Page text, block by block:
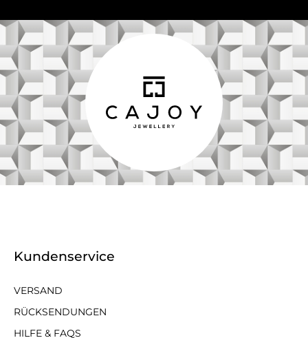
Kundenservice
VERSAND
RÜCKSENDUNGEN
HILFE & FAQS